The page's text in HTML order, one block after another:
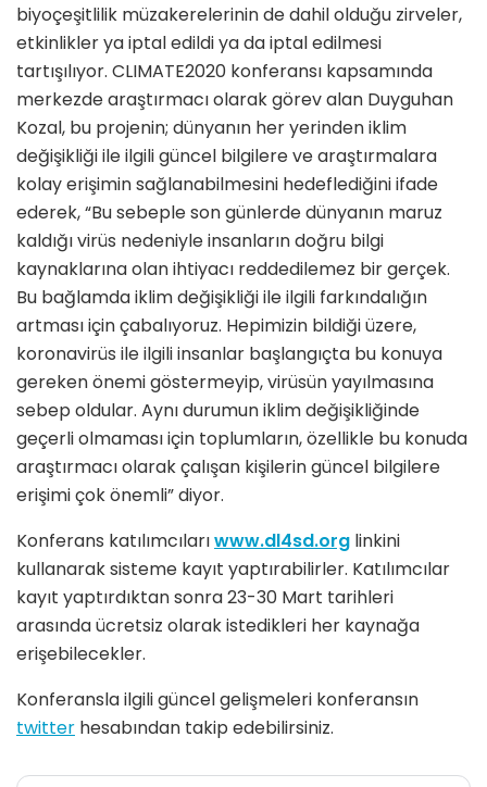
biyoçeşitlilik müzakerelerinin de dahil olduğu zirveler,
etkinlikler ya iptal edildi ya da iptal edilmesi
tartışılıyor. CLIMATE2020 konferansı kapsamında
merkezde araştırmacı olarak görev alan Duyguhan
Kozal, bu projenin; dünyanın her yerinden iklim
değişikliği ile ilgili güncel bilgilere ve araştırmalara
kolay erişimin sağlanabilmesini hedeflediğini ifade
ederek, “Bu sebeple son günlerde dünyanın maruz
kaldığı virüs nedeniyle insanların doğru bilgi
kaynaklarına olan ihtiyacı reddedilemez bir gerçek.
Bu bağlamda iklim değişikliği ile ilgili farkındalığın
artması için çabalıyoruz. Hepimizin bildiği üzere,
koronavirüs ile ilgili insanlar başlangıçta bu konuya
gereken önemi göstermeyip, virüsün yayılmasına
sebep oldular. Aynı durumun iklim değişikliğinde
geçerli olmaması için toplumların, özellikle bu konuda
araştırmacı olarak çalışan kişilerin güncel bilgilere
erişimi çok önemli” diyor.
Konferans katılımcılarıwww.dl4sd.org linkini
kullanarak sisteme kayıt yaptırabilirler. Katılımcılar
kayıt yaptırdıktan sonra 23-30 Mart tarihleri
arasında ücretsiz olarak istedikleri her kaynağa
erişebilecekler.
Konferansla ilgili güncel gelişmeleri konferansın
twitter hesabından takip edebilirsiniz.